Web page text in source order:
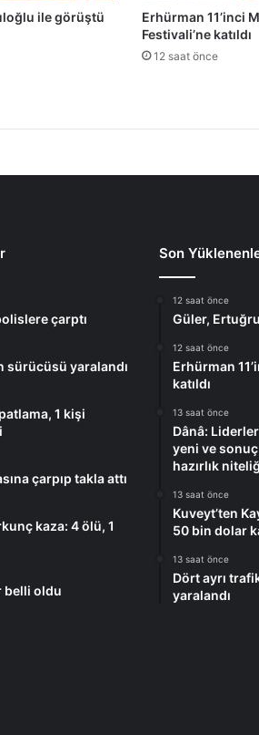
ile görüştü
Erhürman 11’inci
Festivali’ne katıldı
12 saat önce
çarptı
sürücüsü yaralandı
1 kişi
çarpıp takla attı
kaza: 4 ölü, 1
belli oldu
Son
12 saat önce
Güler,
12 saat önce
Erhürman
katıldı
13 saat önce
Dânâ:
yeni ve sonuç
hazırlık
13 saat önce
Kuveyt’ten
50 bin dolar
13 saat önce
Dört ayrı
yaralandı